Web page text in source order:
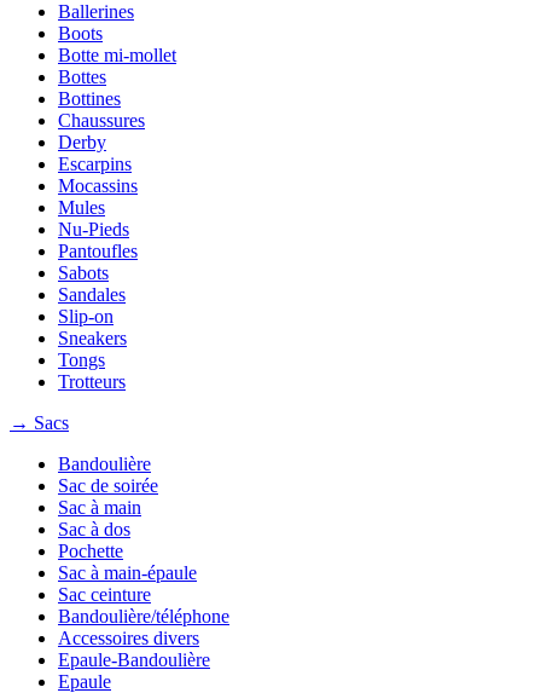
Ballerines
Boots
Botte mi-mollet
Bottes
Bottines
Chaussures
Derby
Escarpins
Mocassins
Mules
Nu-Pieds
Pantoufles
Sabots
Sandales
Slip-on
Sneakers
Tongs
Trotteurs
→ Sacs
Bandoulière
Sac de soirée
Sac à main
Sac à dos
Pochette
Sac à main-épaule
Sac ceinture
Bandoulière/téléphone
Accessoires divers
Epaule-Bandoulière
Epaule